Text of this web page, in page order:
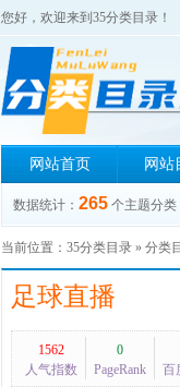
您好，欢迎来到35分类目录！
网站首页 网站
数据统计： 265 个主题分类
当前位置： 35分类目录 » 分类
足球直播
1562
人气指数
0
PageRank
百